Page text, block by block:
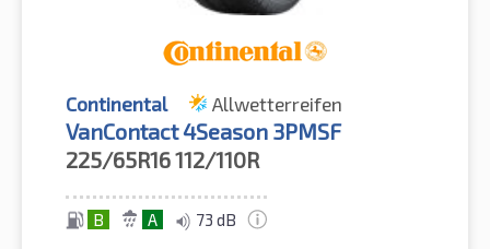
Continental Allwetterreifen
VanContact 4Season 3PMSF
225/65R16112/110R
B A 73 dB